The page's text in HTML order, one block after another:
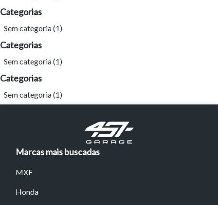
Tamanho do texto
Para aumentar ou diminuir a fonte em nosso site, utilize os
atalhos Ctrl+ (para aumentar) e Ctrl- (para diminuir) no seu
teclado.
Categorias
Sem categoria(1)
Categorias
Sem categoria(1)
Categorias
Sem categoria(1)
Marcas mais buscadas
MXF
Honda